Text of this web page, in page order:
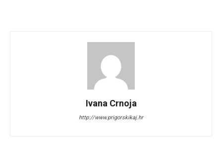
Ivana Crnoja
http://www.prigorskikaj.hr